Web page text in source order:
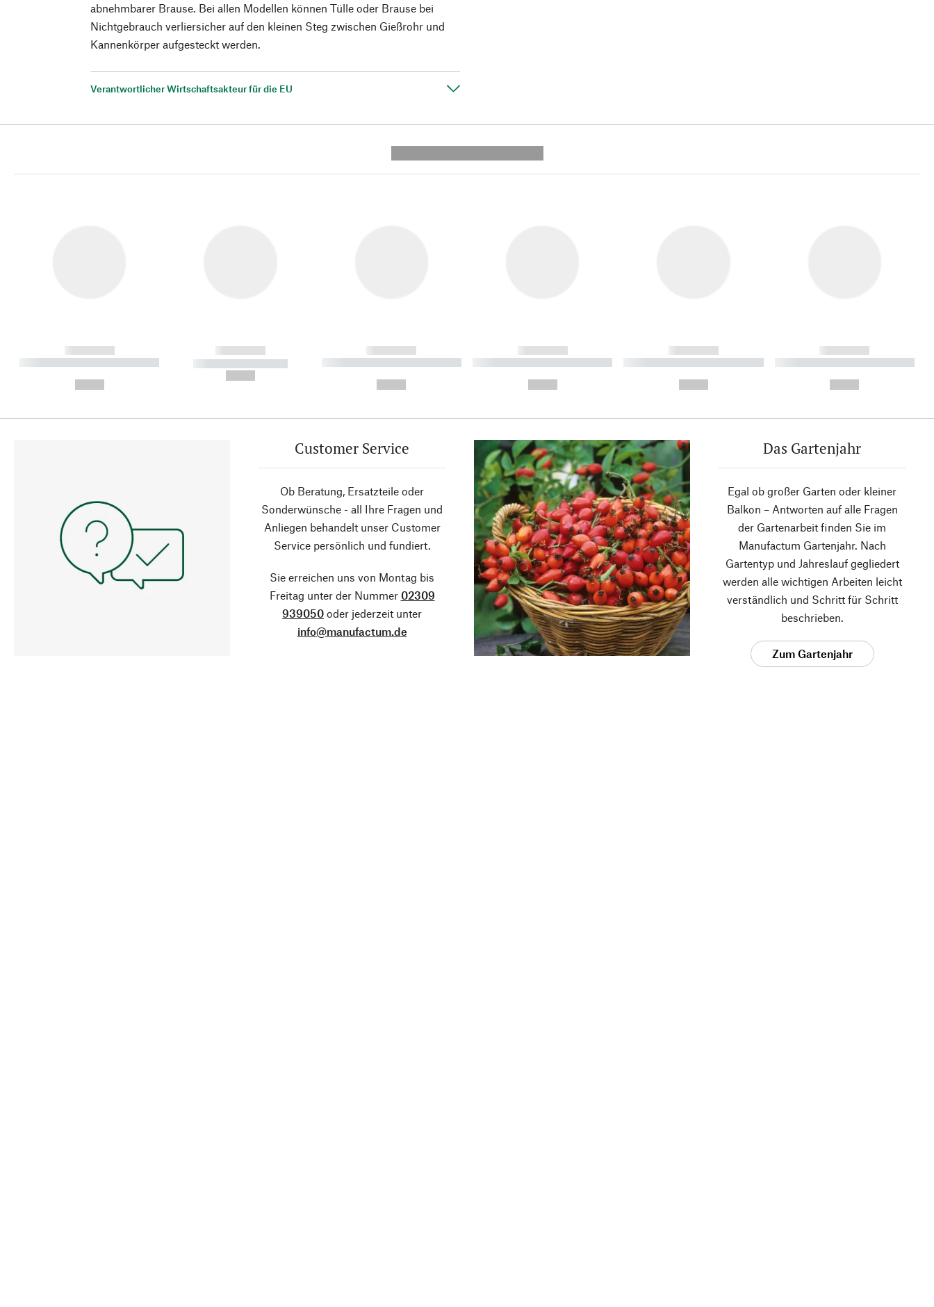
abnehmbarer Brause. Bei allen Modellen können Tülle oder Brause bei
Nichtgebrauch verliersicher auf den kleinen Steg zwischen Gießrohr und
Kannenkörper aufgesteckt werden.
Verantwortlicher Wirtschaftsakteur für die EU
------------
----------- ----------- ----------
------------
----------- -----------
------------
----------- ----------- ----------
------------
----------- ----------- ----------
------------
----------- ----------- ----------
------------
----------- ----------- ----------
Customer Service
Ob Beratung, Ersatzteile oder
Sonderwünsche - all Ihre Fragen und
Anliegen behandelt unser Customer
Service persönlich und fundiert.
Sie erreichen uns von Montag bis
Freitag unter der Nummer 02309
939050 oder jederzeit unter
info@manufactum.de
Das Gartenjahr
Egal ob großer Garten oder kleiner
Balkon – Antworten auf alle Fragen
der Gartenarbeit finden Sie im
Manufactum Gartenjahr. Nach
Gartentyp und Jahreslauf gegliedert
werden alle wichtigen Arbeiten leicht
verständlich und Schritt für Schritt
beschrieben.
Zum Gartenjahr